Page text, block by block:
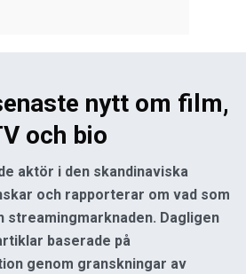
nytt om film,
och bio
aktör i den skandinaviska
och rapporterar om vad som
streamingmarknaden. Dagligen
baserade på
genom granskningar av